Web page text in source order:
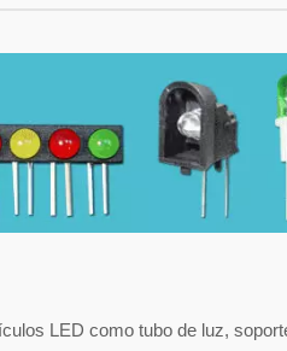
LED como tubo de luz,